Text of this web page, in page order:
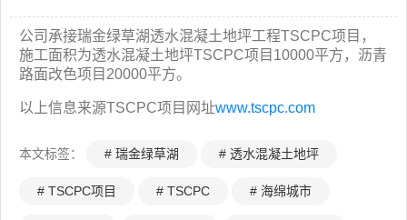
公司承接瑞金绿草湖透水混凝土地坪工程TSCPC项目，
施工面积为透水混凝土地坪TSCPC项目10000平方，沥青
路面改色项目20000平方。
以上信息来源TSCPC项目网址www.tscpc.com
本文标签： # 瑞金绿草湖 # 透水混凝土地坪
# TSCPC项目 # TSCPC # 海绵城市